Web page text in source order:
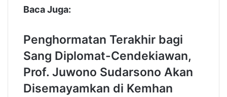
,
r
n
P
l
K
T
a
g
Baca Juga:
Penghormatan Terakhir bagi
Sang Diplomat-Cendekiawan,
Prof. Juwono Sudarsono Akan
Disemayamkan di Kemhan